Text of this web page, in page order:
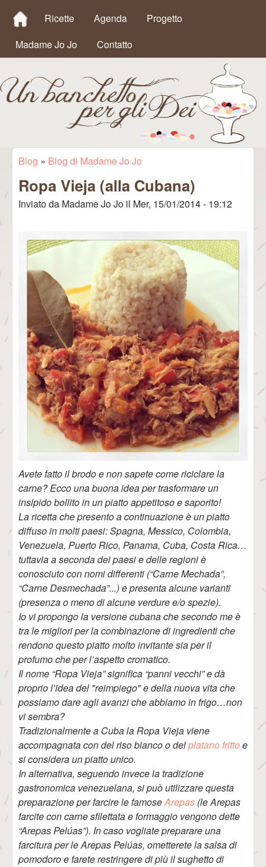
MAIN MENU
Ricette Agenda
Progetto
Madame Jo Jo
Contatto
Un
Banchetto
per gli Dei
Tu sei qui
Blog » Blog di Madame Jo Jo
Ropa Vieja (alla Cubana)
Inviato da Madame Jo Jo il Mer, 15/01/2014 - 19:12
Avete fatto il brodo e non sapete come riciclare la
carne? Ecco una buona idea per trasformare un
insipido bollito in un piatto appetitoso e saporito!
La ricetta che presento a continuazione è un piatto
diffuso in molti paesi: Spagna, Messico, Colombia,
Venezuela, Puerto Rico, Panama, Cuba, Costa Rica…
tuttavia a seconda dei paesi e delle regioni è
conosciuto con nomi differenti (“Carne Mechada”,
“Carne Desmechada”...) e presenta alcune varianti
(presenza o meno di alcune verdure e/o spezie).
Io vi propongo la versione cubana che secondo me è
tra le migliori per la combinazione di ingredienti che
rendono questo piatto molto invitante sia per il
profumo che per l’aspetto cromatico.
Il nome “Ropa Vieja” significa “panni vecchi” e dà
proprio l’idea del "reimpiego" e della nuova vita che
possiamo dare agli avanzi che abbiamo in frigo…non
vi sembra?
Tradizionalmente a Cuba la Ropa Vieja viene
accompagnata con del riso bianco o delplatano frittoe
si considera un piatto unico.
In alternativa, seguendo invece la tradizione
gastronomica venezuelana, si può utilizzare questa
preparazione per farcire le famoseArepas (le Arepas
farcite con carne sfilettata e formaggio vengono dette
“Arepas Pelúas”). In caso vogliate preparare una
farcitura per le Arepas Pelúas, ometterete la salsa di
pomodoro e farete restringere di più il sughetto di